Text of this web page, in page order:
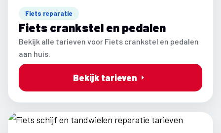
Fiets reparatie
Fiets crankstel en pedalen
Bekijk alle tarieven voor Fiets crankstel en pedalen
aan huis.
Bekijk tarieven